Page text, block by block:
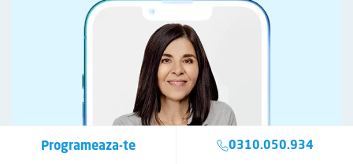
Programeaza-te 0310.050.934